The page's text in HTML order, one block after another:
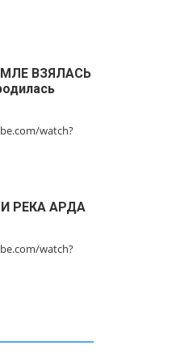
ВЗЯЛАСЬ
watch?
РЕКА АРДА
watch?